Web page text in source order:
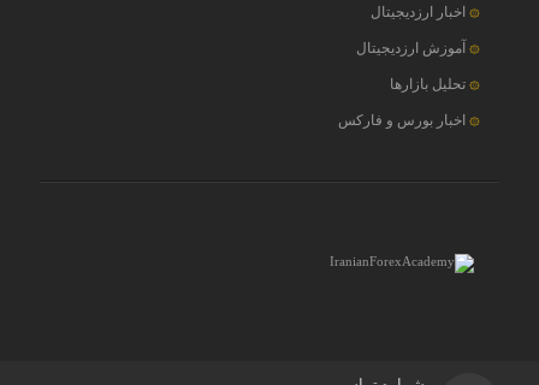
اخبار ارزدیجیتال
آموزش ارزدیجیتال
تحلیل بازارها
اخبار بورس و فارکس